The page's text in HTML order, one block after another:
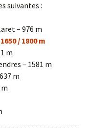
suivantes :
– 976 m
/ 1800 m
m
– 1581 m
m